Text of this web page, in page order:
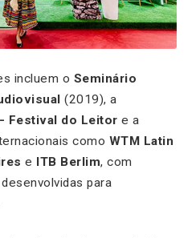
incluem o Seminário
(2019), a
Festival do Leitor e a
como WTM Latin
e ITB Berlim, com
para